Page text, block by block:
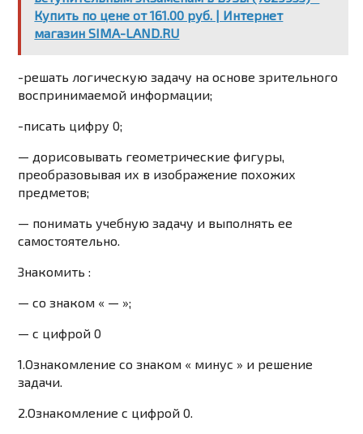
Купить по цене от 161.00 руб. | Интернет
магазин SIMA-LAND.RU
-решать логическую задачу на основе зрительного
воспринимаемой информации;
-писать цифру 0;
— дорисовывать геометрические фигуры,
преобразовывая их в изображение похожих
предметов;
— понимать учебную задачу и выполнять ее
самостоятельно.
Знакомить :
— со знаком « — »;
— с цифрой 0
1.Ознакомление со знаком « минус » и решение
задачи.
2.Ознакомление с цифрой 0.